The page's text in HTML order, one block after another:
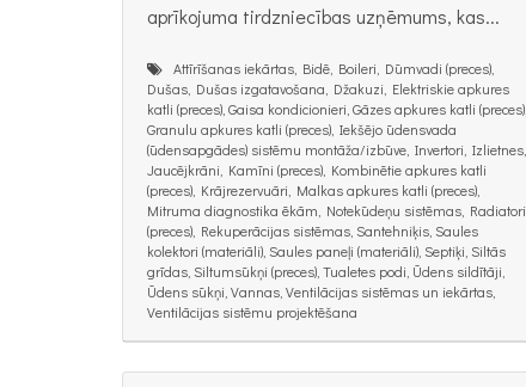
aprīkojuma tirdzniecības uzņēmums, kas...
Attīrīšanas iekārtas, Bidē, Boileri, Dūmvadi (preces),
Dušas, Dušas izgatavošana, Džakuzi, Elektriskie apkures
katli (preces), Gaisa kondicionieri, Gāzes apkures katli (preces),
Granulu apkures katli (preces), Iekšējo ūdensvada
(ūdensapgādes) sistēmu montāža/izbūve, Invertori, Izlietnes,
Jaucējkrāni, Kamīni (preces), Kombinētie apkures katli
(preces), Krājrezervuāri, Malkas apkures katli (preces),
Mitruma diagnostika ēkām, Notekūdeņu sistēmas, Radiatori
(preces), Rekuperācijas sistēmas, Santehniķis, Saules
kolektori (materiāli), Saules paneļi (materiāli), Septiķi, Siltās
grīdas, Siltumsūkņi (preces), Tualetes podi, Ūdens sildītāji,
Ūdens sūkņi, Vannas, Ventilācijas sistēmas un iekārtas,
Ventilācijas sistēmu projektēšana